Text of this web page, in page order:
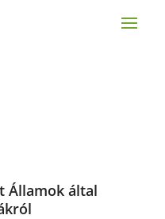
Államok által